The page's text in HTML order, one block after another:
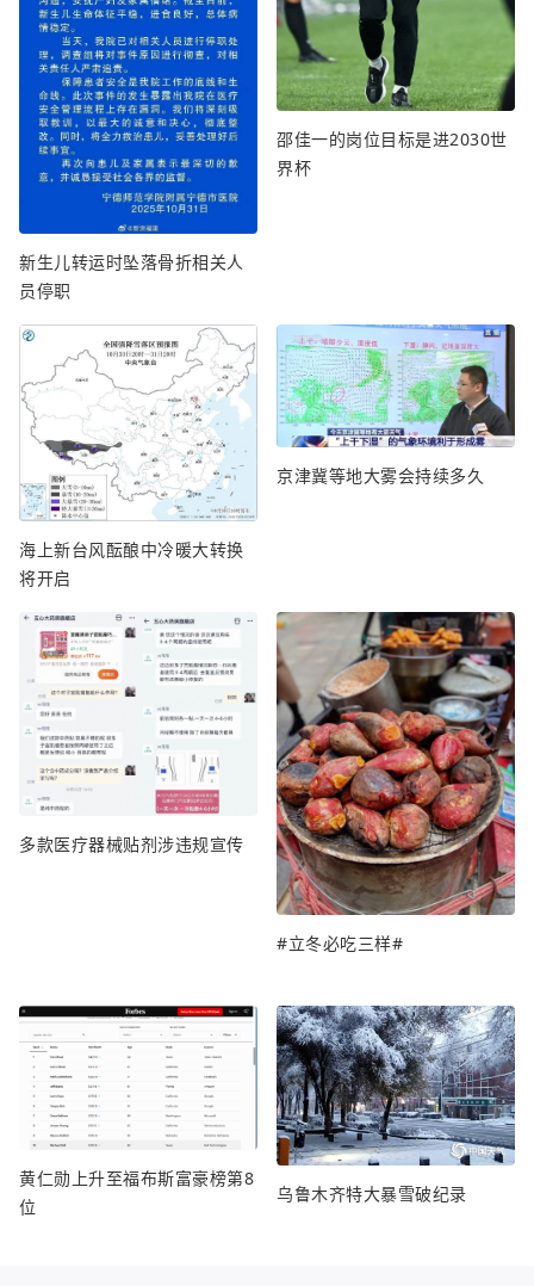
新生儿转运时坠落骨折相关人
员停职
邵佳一的岗位目标是进2030世
界杯
海上新台风酝酿中冷暖大转换
将开启
京津冀等地大雾会持续多久
多款医疗器械贴剂涉违规宣传
#立冬必吃三样#
黄仁勋上升至福布斯富豪榜第8
位
乌鲁木齐特大暴雪破纪录